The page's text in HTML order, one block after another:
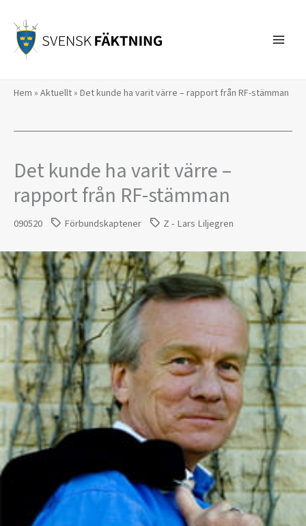
innehåll
Hem » Aktuellt» Det kunde ha varit värre – rapport från RF-stämman
Det kunde ha varit värre –
rapport från RF-stämman
090520 Förbundskaptener Z - Lars Liljegren